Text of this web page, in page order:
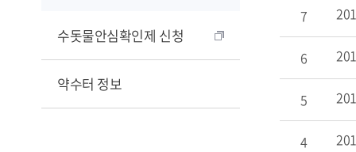
수돗물안심확인제 신청
약수터 정보
7
6
5
4